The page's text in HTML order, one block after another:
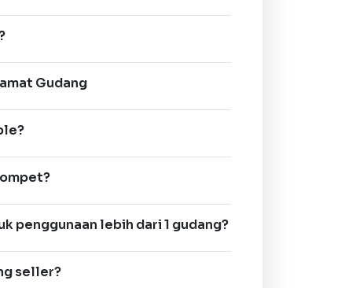
Gudang
penggunaan lebih dari 1 gudang?
seller?